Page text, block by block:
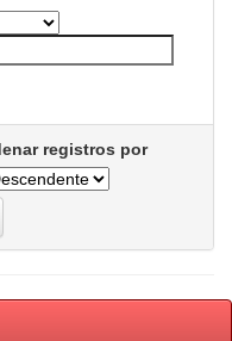
registros por